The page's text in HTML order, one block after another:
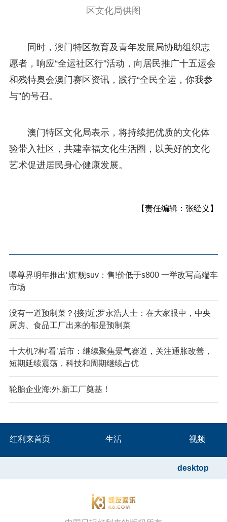
区文化局供图
同时，澳门特区教育及青年发展局协助组织志
愿者，响应“全运社区行”活动，向居民推广十五运会
和残特奥会澳门赛区资讯，践行“全民全运，你我参
与”的号召。
澳门特区文化局表示，将持续把优质的文化体
验带入社区，共建幸福文化生活圈，以美好的文化
艺术促进居民身心健康发展。
【责任编辑：张经义】
曝尊界明年推出‘旗’舰suv：售!价低于s800 一举改写高端车
市场
没有一道预制菜？{接}近;罗永浩人士：在大家眼中，中央
厨房、食品工厂出来的都是预制菜
十大机?构‘看’后市：继续聚焦景气赛道，关注通胀改善，
短期延续震荡，科技和周期继续占优
轮胎企业海;外.新工厂奠基！
红利来首页 生活 视频
desktop